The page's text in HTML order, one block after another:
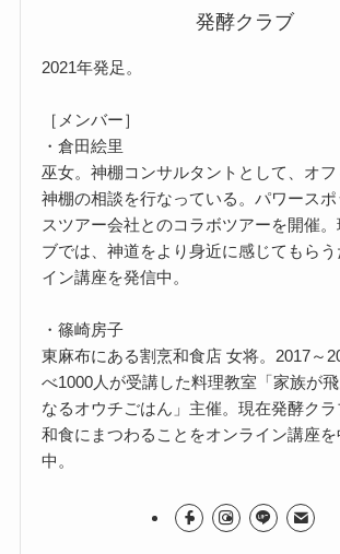
発酵クラブ
2021年発足。
［メンバー］
・倉田絵里
巫女。神棚コンサルタントとして、オ
神棚の相談を行なっている。パワース
スツアー会社とのコラボツアーを開催
ブでは、神道をより身近に感じてもら
イン講座を発信中。
・篠崎房子
東麻布にある割烹和食店 女将。2017～
べ1000人が受講した料理教室「家族が
なるオウチごはん」主催。現在発酵ク
和食にまつわることをオンライン講座
中。